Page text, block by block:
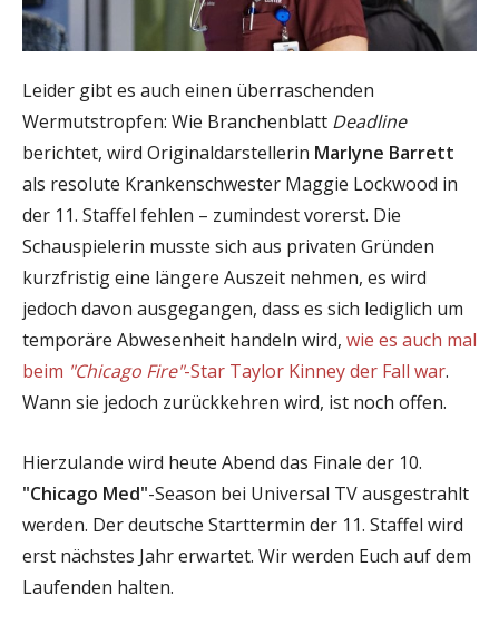
Leider gibt es auch einen überraschenden
Wermutstropfen: Wie Branchenblatt Deadline
berichtet, wird Originaldarstellerin Marlyne Barrett
als resolute Krankenschwester Maggie Lockwood in
der 11. Staffel fehlen – zumindest vorerst. Die
Schauspielerin musste sich aus privaten Gründen
kurzfristig eine längere Auszeit nehmen, es wird
jedoch davon ausgegangen, dass es sich lediglich um
temporäre Abwesenheit handeln wird, wie es auch mal
beim "Chicago Fire"-Star Taylor Kinney der Fall war.
Wann sie jedoch zurückkehren wird, ist noch offen.
Hierzulande wird heute Abend das Finale der 10.
"Chicago Med"-Season bei Universal TV ausgestrahlt
werden. Der deutsche Starttermin der 11. Staffel wird
erst nächstes Jahr erwartet. Wir werden Euch auf dem
Laufenden halten.